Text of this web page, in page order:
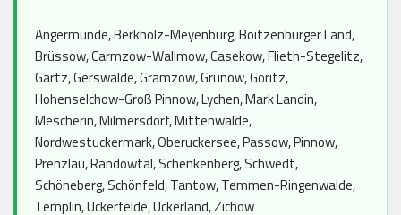
Angermünde, Berkholz-Meyenburg, Boitzenburger Land,
Brüssow, Carmzow-Wallmow, Casekow, Flieth-Stegelitz,
Gartz, Gerswalde, Gramzow, Grünow, Göritz,
Hohenselchow-Groß Pinnow, Lychen, Mark Landin,
Mescherin, Milmersdorf, Mittenwalde,
Nordwestuckermark, Oberuckersee, Passow, Pinnow,
Prenzlau, Randowtal, Schenkenberg, Schwedt,
Schöneberg, Schönfeld, Tantow, Temmen-Ringenwalde,
Templin, Uckerfelde, Uckerland, Zichow